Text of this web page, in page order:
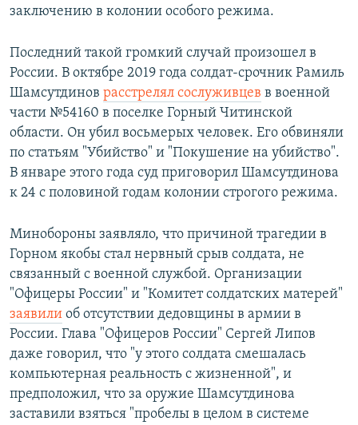
заключению в колонии особого режима.
Последний такой громкий случай произошел в
России. В октябре 2019 года солдат-срочник Рамиль
Шамсутдинов расстрелял сослуживцев в военной
части №54160 в поселке Горный Читинской
области. Он убил восьмерых человек. Его обвиняли
по статьям "Убийство" и "Покушение на убийство".
В январе этого года суд приговорил Шамсутдинова
к 24 с половиной годам колонии строгого режима.
Минобороны заявляло, что причиной трагедии в
Горном якобы стал нервный срыв солдата, не
связанный с военной службой. Организации
"Офицеры России" и "Комитет солдатских матерей"
заявили об отсутствии дедовщины в армии в
России. Глава "Офицеров России" Сергей Липов
даже говорил, что "у этого солдата смешалась
компьютерная реальность с жизненной", и
предположил, что за оружие Шамсутдинова
заставили взяться "пробелы в целом в системе